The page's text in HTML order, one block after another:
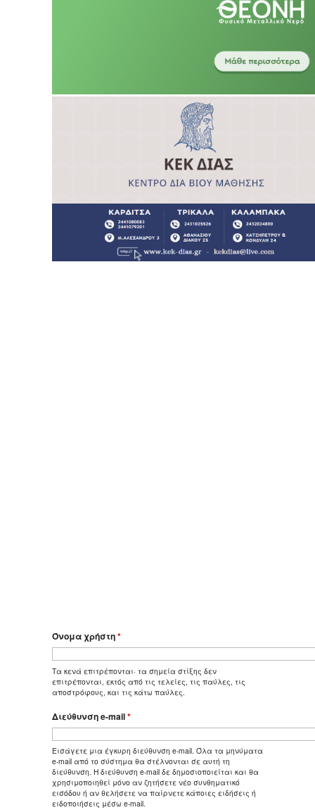
Όνομα χρήστη*
Τα κενά επιτρέπονται· τα σημεία στίξης δεν
επιτρέπονται, εκτός από τις τελείες, τις παύλες, τις
αποστρόφους, και τις κάτω παύλες.
Διεύθυνση e-mail*
Εισάγετε μια έγκυρη διεύθυνση e-mail. Όλα τα μηνύματα
e-mail από το σύστημα θα στέλνονται σε αυτή τη
διεύθυνση. Η διεύθυνση e-mail δε δημοσιοποιείται και θα
χρησιμοποιηθεί μόνο αν ζητήσετε νέο συνθηματικό
εισόδου ή αν θελήσετε να παίρνετε κάποιες ειδήσεις ή
ειδοποιήσεις μέσω e-mail.